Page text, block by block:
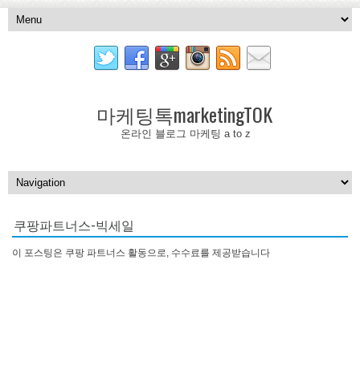
마케팅톡marketingTOK
온라인 블로그 마케팅 a to z
쿠팡파트너스-빅세일
이 포스팅은 쿠팡 파트너스 활동으로, 수수료를 제공받습니다